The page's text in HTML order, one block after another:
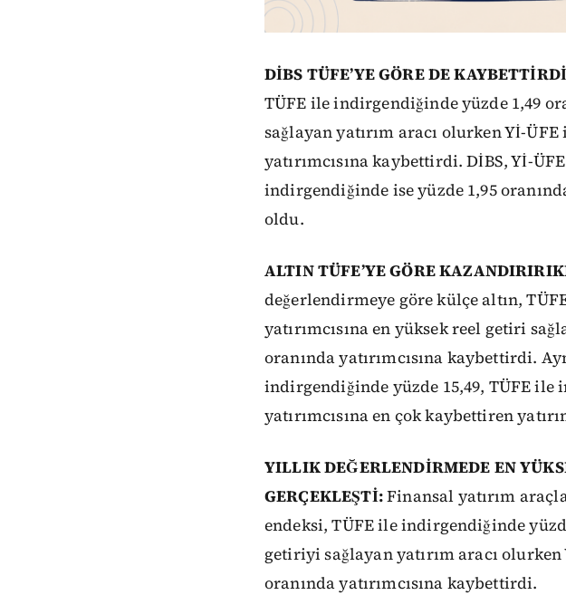
DİBS TÜFE’YE GÖRE DE
TÜFE ile indirgendiğinde yüzde 1,49
sağlayan yatırım aracı olurken Yİ-
yatırımcısına kaybettirdi. DİBS, Yİ-
indirgendiğinde ise yüzde 1,95
oldu.
ALTIN TÜFE’YE GÖRE
değerlendirmeye göre külçe altın,
yatırımcısına en yüksek reel getiri
oranında yatırımcısına kaybettirdi.
indirgendiğinde yüzde 15,49, TÜFE ile
yatırımcısına en çok kaybettiren
YILLIK DEĞERLENDİRMEDE EN
GERÇEKLEŞTİ:Finansal yatırım
endeksi, TÜFE ile indirgendiğinde
getiriyi sağlayan yatırım aracı
oranında yatırımcısına kaybettirdi.